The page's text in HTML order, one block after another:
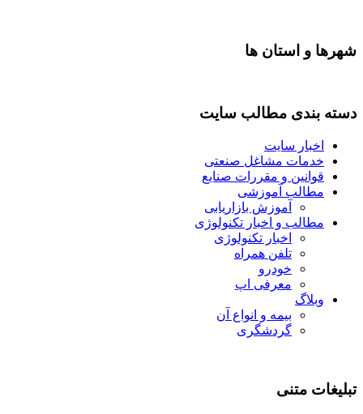
شهرها و استان ها
دسته بندی مطالب سایت
اخبار سایت
خدمات مشاغل صنعتی
قوانین و مقررات صنایع
مطالب آموزشی
آموزش بازاریابی
مطالب و اخبار تکنولوژی
اخبار تکنولوژی
تلفن همراه
خودرو
معرفی اپ
وبلاگ
بیمه و انواع آن
گردشگری
تبلیغات متنی